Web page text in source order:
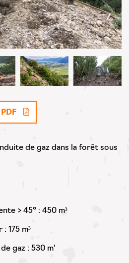
de gaz dans la forêt sous
> 45° : 450 m³
175 m³
gaz : 530 m'